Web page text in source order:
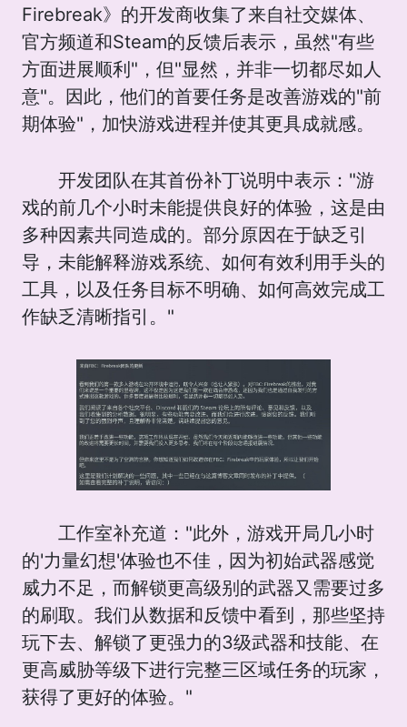
Firebreak》的开发商收集了来自社交媒体、
官方频道和Steam的反馈后表示，虽然"有些
方面进展顺利"，但"显然，并非一切都尽如人
意"。因此，他们的首要任务是改善游戏的"前
期体验"，加快游戏进程并使其更具成就感。
开发团队在其首份补丁说明中表示："游
戏的前几个小时未能提供良好的体验，这是由
多种因素共同造成的。部分原因在于缺乏引
导，未能解释游戏系统、如何有效利用手头的
工具，以及任务目标不明确、如何高效完成工
作缺乏清晰指引。"
工作室补充道："此外，游戏开局几小时
的'力量幻想'体验也不佳，因为初始武器感觉
威力不足，而解锁更高级别的武器又需要过多
的刷取。我们从数据和反馈中看到，那些坚持
玩下去、解锁了更强力的3级武器和技能、在
更高威胁等级下进行完整三区域任务的玩家，
获得了更好的体验。"